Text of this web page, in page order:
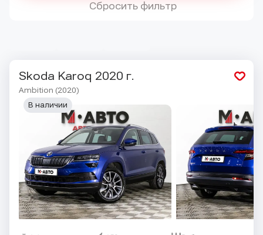
Сбросить фильтр
Skoda Karoq 2020 г.
Ambition (2020)
В наличии